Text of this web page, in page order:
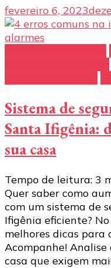
fevereiro 6, 2023
Sistema de
Santa Ifigênia:
sua casa
Tempo de leitura: 3
Quer saber como
com um sistema de
Ifigênia eficiente?
melhores dicas para
Acompanhe! Analise
casa que exigem